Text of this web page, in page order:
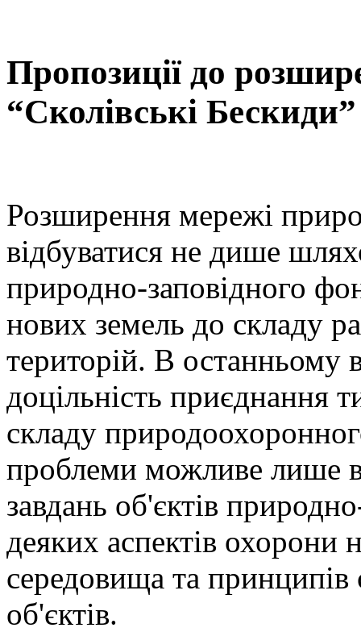
Пропозиції до
“Сколівські Бескиди”
Розширення мережі
відбуватися не дише
природно-заповідного
нових земель до складу
територій. В останньому
доцільність приєднання
складу
проблеми можливе лише в
завдань об'єктів
деяких аспектів
середовища та принципів
об'єктів.